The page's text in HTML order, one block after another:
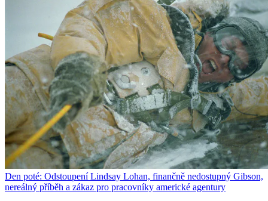
Den poté: Odstoupení Lindsay Lohan, finančně nedostupný Gibson,
nereálný příběh a zákaz pro pracovníky americké agentury